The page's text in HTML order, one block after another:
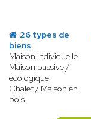
26 types de
biens
Maison individuelle
Maison passive /
écologique
Chalet / Maison en
bois